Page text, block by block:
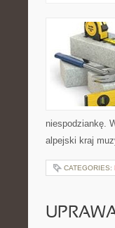
niespodziankę.
alpejski kraj
CATEGORIES: